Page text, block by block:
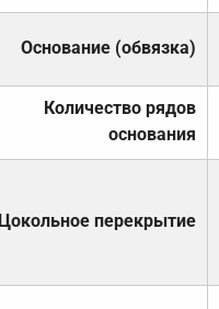
Основание (обвязка)
Количество рядов
основания
Цокольное перекрытие